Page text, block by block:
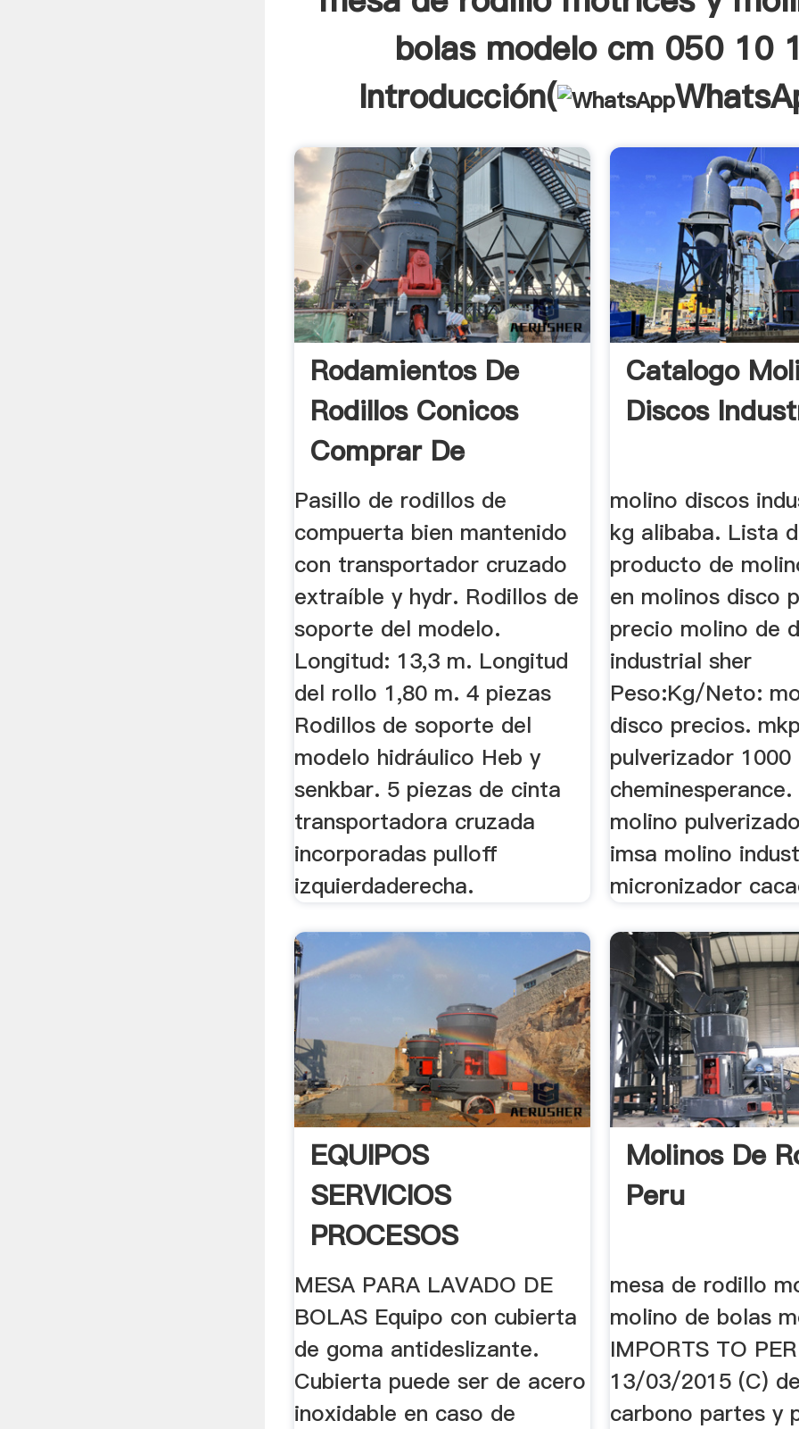
bolas modelo cm 050 10
Introducción(
Rodamientos De
Rodillos Conicos
Comprar De
Segunda Mano En
...
Pasillo de rodillos de
compuerta bien mantenido
con transportador cruzado
extraíble y hydr. Rodillos de
soporte del modelo.
Longitud: 13,3 m. Longitud
del rollo 1,80 m. 4 piezas
Rodillos de soporte del
modelo hidráulico Heb y
senkbar. 5 piezas de cinta
transportadora cruzada
incorporadas pulloff
izquierdaderecha.
Catalogo
Discos
molino discos
kg alibaba. Lista
producto de
en molinos disco
precio molino de
industrial sher
Peso:Kg/Neto:
disco precios.
pulverizador 1000
molino
imsa molino
micronizador
EQUIPOS
SERVICIOS
PROCESOS
MANTENIMIENTO
INDUSTRIAL
MESA PARA LAVADO DE
BOLAS Equipo con cubierta
de goma antideslizante.
Cubierta puede ser de acero
inoxidable en caso de
Molinos De
Peru
mesa de rodillo
molino de bolas
IMPORTS TO
13/03/2015 (C)
carbono partes y